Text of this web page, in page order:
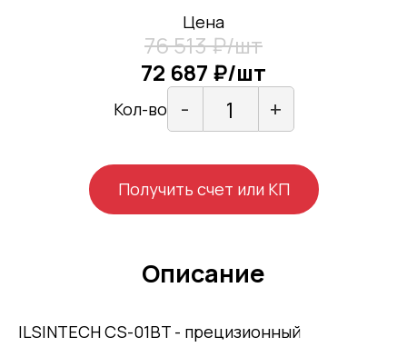
Цена
76 513 ₽/шт
72 687 ₽/шт
Кол-во - +
Получить счет или КП
Описание
ILSINTECH CS-01BT - прецизионный